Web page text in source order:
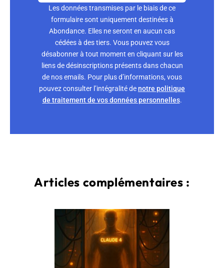
Les données transmises par le biais de ce
formulaire sont uniquement destinées à
Abondance. Elles ne seront en aucun cas
cédées à des tiers. Vous pouvez vous
désabonner à tout moment en cliquant sur les
liens de désinscriptions présents dans chacun
de nos emails. Pour plus d’informations, vous
pouvez consulter l’intégralité denotre politique
de traitement de vos données personnelles.
Articles complémentaires :